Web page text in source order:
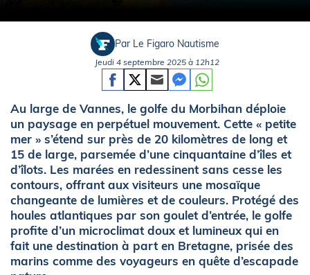
Par Le Figaro Nautisme
Jeudi 4 septembre 2025 à 12h12
Au large de Vannes, le golfe du Morbihan déploie
un paysage en perpétuel mouvement. Cette « petite
mer » s’étend sur près de 20 kilomètres de long et
15 de large, parsemée d’une cinquantaine d’îles et
d’îlots. Les marées en redessinent sans cesse les
contours, offrant aux visiteurs une mosaïque
changeante de lumières et de couleurs. Protégé des
houles atlantiques par son goulet d’entrée, le golfe
profite d’un microclimat doux et lumineux qui en
fait une destination à part en Bretagne, prisée des
marins comme des voyageurs en quête d’escapade